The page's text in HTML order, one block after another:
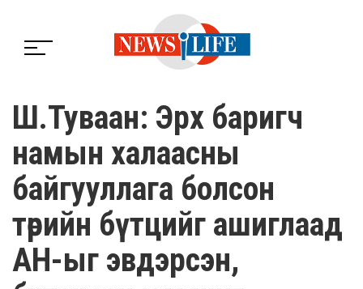
Ш.Туваан: Эрх баригч
намын халаасны
байгууллага болсон
төрийн бүтцийг ашиглаад
АН-ыг эвдэрсэн,